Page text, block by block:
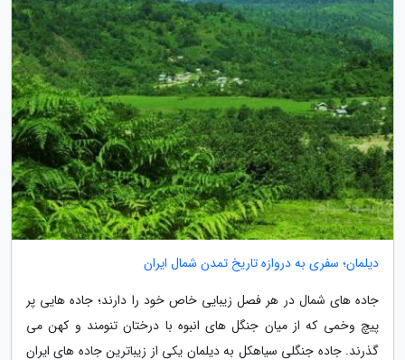
دیلمان؛ سفری به دروازه تاریخ تمدن شمال ایران
جاده های شمال در هر فصل زیبایی خاص خود را دارند؛ جاده هایی پر
پیچ وخمی که از میان جنگل های انبوه با درختان تنومند و کهن می
گذرند. جاده جنگلی سیاهکل به دیلمان یکی از زیباترین جاده های ایران